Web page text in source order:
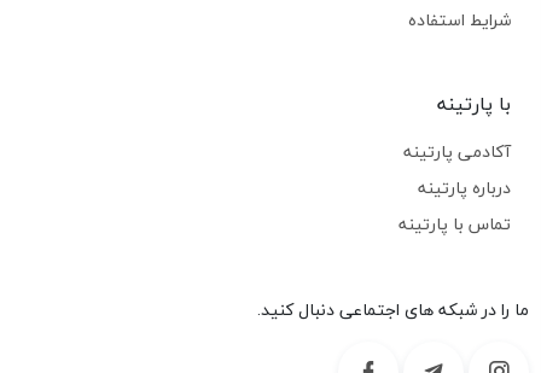
شرایط استفاده
با پارتینه
آکادمی پارتینه
درباره پارتینه
تماس با پارتینه
ما را در شبکه های اجتماعی دنبال کنید.